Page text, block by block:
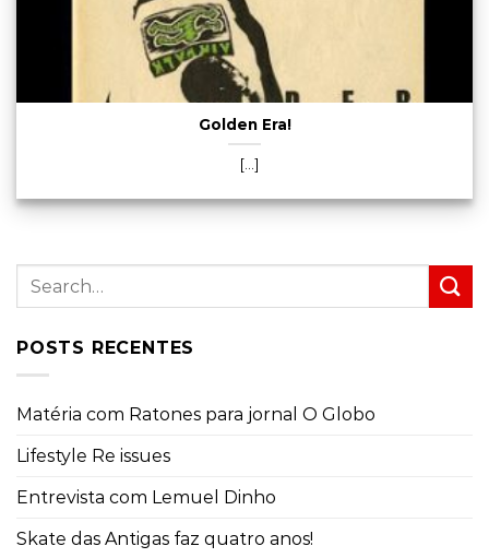
Golden Era!
[...]
POSTS RECENTES
Matéria com Ratones para jornal O Globo
Lifestyle Re issues
Entrevista com Lemuel Dinho
Skate das Antigas faz quatro anos!